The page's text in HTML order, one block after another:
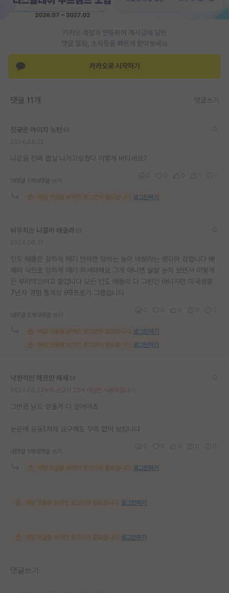
PI 전용 게시판
인문사회 계열 게시판
특수/전문대학원 게시판
반도체/AI 게시판
장학금/장학생 게시판
커리어
유학교육
이벤트
카카오 계정과 연동하여 게시글에 달린
댓글 알람, 소식등을 빠르게 받아보세요
카카오로 시작하기
댓글 11개 댓글쓰기
짓궂은 아이작 뉴턴
나같음 진짜 랩실 나가고싶겠다 어떻게 버티세요?
대댓글 1개 대댓글 쓰기
해당 댓글을 보려면 로그인이 필요합니다. 로그인하기
뉘우치는 니콜라 테슬라
인도 애들은 강하게 얘기 안하면 당하는 놈이 바보라는 생각이 강합니다 배
째라 식으로 강하게 얘기 하셔야해요 그게 아니면 살살 눈치 보면서 어떻게
든 부려먹으려고 할겁니다 모든 인도 애들이 다 그런건 아니지만 미국생활
7년차 경험 통계상 99프로가 그랬습니다
대댓글 2개 대댓글 쓰기
해당 댓글을 보려면 로그인이 필요합니다. 로그인하기
해당 댓글을 보려면 로그인이 필요합니다. 로그인하기
낙천적인 헤르만 헤세
누적 신고가 20개 이상인 사용자입니다.
그만큼 님도 얻을거 다 얻어야죠
논문에 공동1저자 요구해도 무리 없어 보입니다
대댓글 1개 대댓글 쓰기
해당 댓글을 보려면 로그인이 필요합니다. 로그인하기
해당 댓글을 보려면 로그인이 필요합니다. 로그인하기
해당 댓글을 보려면 로그인이 필요합니다. 로그인하기
댓글쓰기